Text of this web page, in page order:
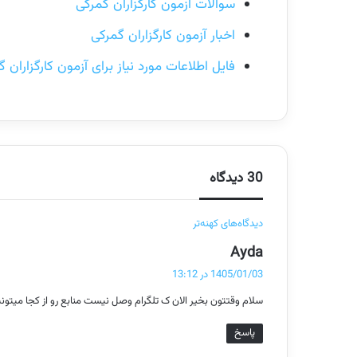
سوالات آزمون کارگزاران گمرگی
اخبار آزمون کارگزاران گمرکی
فایل اطلاعات مورد نیاز برای آزمون
30 دیدگاه
ر
ا
ه
ب
ر
دیدگاه‌های کهنه‌تر
Ayda
ف
:
1405/01/03 در 13:12
سلام وقتتون بخیر الان ک تلگرام وصل نیست منابع رو از کجا
پاسخ